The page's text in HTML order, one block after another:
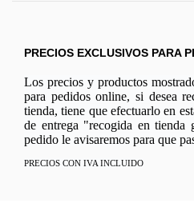
PRECIOS EXCLUSIVOS PARA
Los precios y productos
para pedidos online, si desea
tienda, tiene que efectuarlo en
de entrega "recogida en
pedido le avisaremos para que
PRECIOS CON IVA INCLUIDO